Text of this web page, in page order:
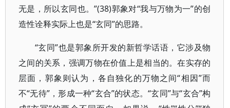
无是，所以玄同也。”(38)郭象对“我与万物为一”的创
造性诠释实际上也是“玄同”的思路。
“玄同”也是郭象所开发的新哲学话语，它涉及物
之间的关系，强调万物在价值上是相当的。在实存的
层面，郭象则认为，各自独化的万物之间“相因”而
不“无待”，形成一种“玄合”的状态。“玄同”与“玄合”构